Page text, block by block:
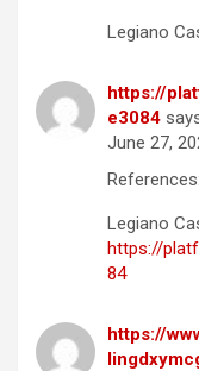
Legiano
https://
e3084
June 27,
References:
Legiano
https://
84
https://